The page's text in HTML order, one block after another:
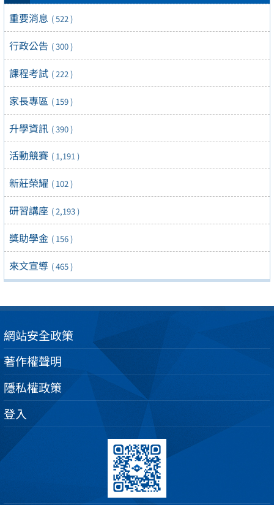
重要消息 ( 522 )
行政公告 ( 300 )
課程考試 ( 222 )
家長專區 ( 159 )
升學資訊 ( 390 )
活動競賽 ( 1,191 )
新莊榮耀 ( 102 )
研習講座 ( 2,193 )
獎助學金 ( 156 )
來文宣導 ( 465 )
網站安全政策
著作權聲明
隱私權政策
登入